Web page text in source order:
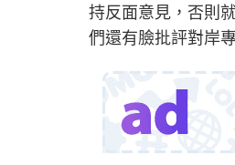
持反面意見，否則
們還有臉批評對岸